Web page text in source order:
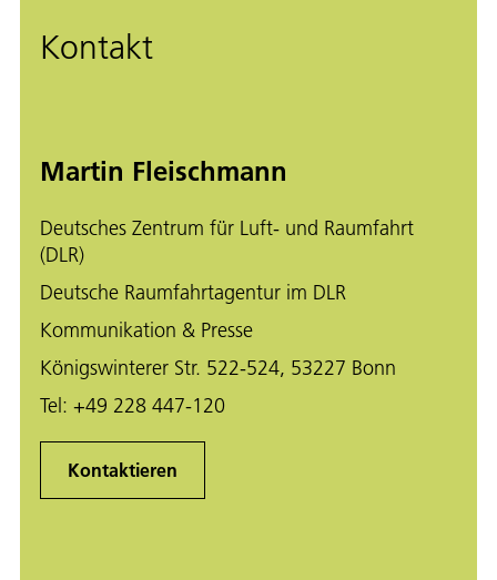
Kontakt
Martin Fleischmann
Deutsches Zentrum für Luft- und Raumfahrt
(DLR)
Deutsche Raumfahrtagentur im DLR
Kommunikation & Presse
Königswinterer Str. 522-524, 53227 Bonn
Tel: +49 228 447-120
Kontaktieren